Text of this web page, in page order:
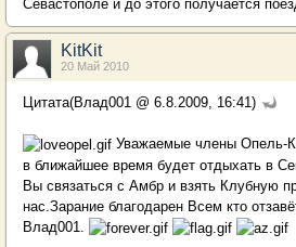
Севастополе и до этого получается
KitKit
20 Май 2010
Цитата(Влад001 @ 6.8.2009, 16:41)
Уважаемые члены Опель-
в ближайшее время будет отдыхать в
Вы связаться с Амбр и взять Клубную
нас.Зарание благодарен Всем кто
Влад001.